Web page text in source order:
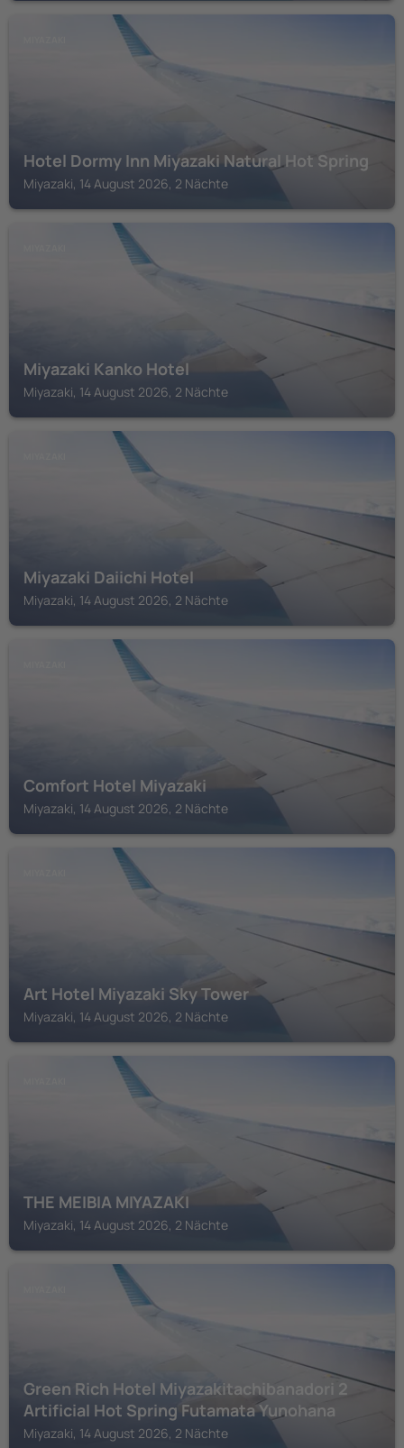
Hotel Dormy Inn Miyazaki Natural Hot Spring
Miyazaki, 14 August 2026, 2 Nächte
Miyazaki Kanko Hotel
Miyazaki, 14 August 2026, 2 Nächte
Miyazaki Daiichi Hotel
Miyazaki, 14 August 2026, 2 Nächte
Comfort Hotel Miyazaki
Miyazaki, 14 August 2026, 2 Nächte
Art Hotel Miyazaki Sky Tower
Miyazaki, 14 August 2026, 2 Nächte
THE MEIBIA MIYAZAKI
Miyazaki, 14 August 2026, 2 Nächte
Green Rich Hotel Miyazakitachibanadori 2
Artificial Hot Spring Futamata Yunohana
Miyazaki, 14 August 2026, 2 Nächte